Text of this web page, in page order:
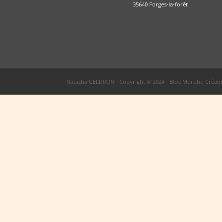
35640 Forges-la-forêt
Natacha GELDRON - Copyright © 2024 - Blue Morpho